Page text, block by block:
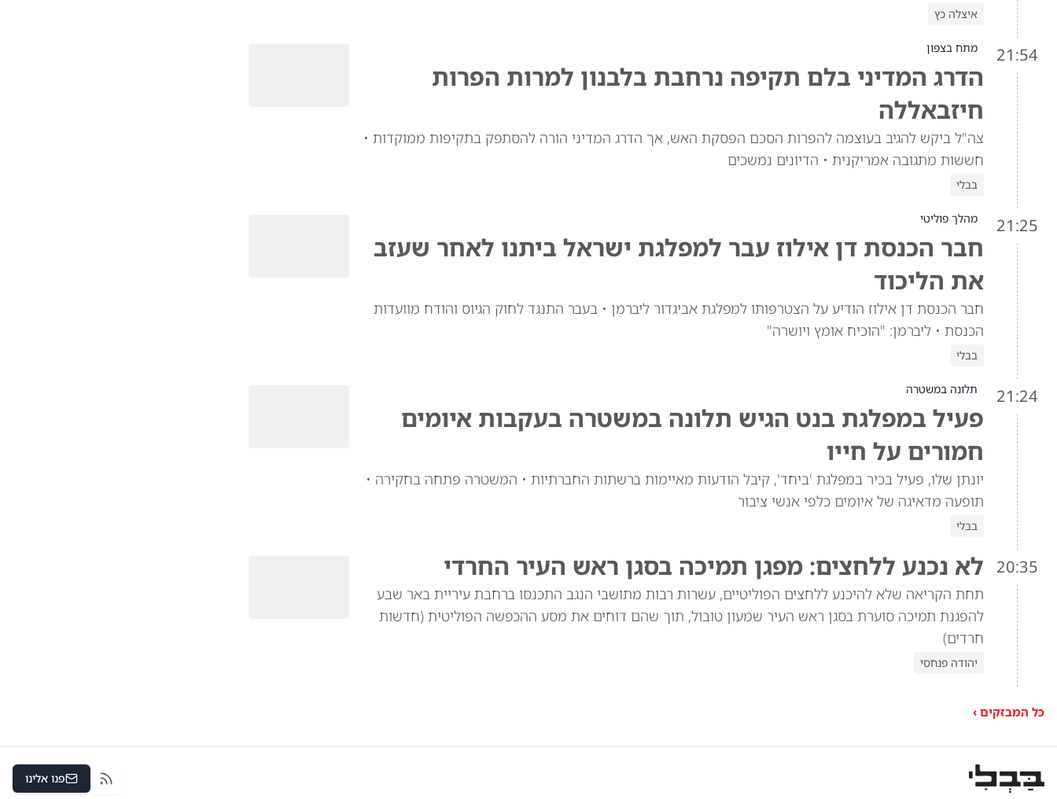
איצלה כץ
21:54 מתח בצפון
הדרג המדיני בלם תקיפה נרחבת בלבנון למרות הפרות
חיזבאללה
צה"ל ביקש להגיב בעוצמה להפרות הסכם הפסקת האש, אך הדרג המדיני הורה להסתפק בתקיפות ממוקדות •
חששות מתגובה אמריקנית • הדיונים נמשכים
בבלי
21:25 מהלך פוליטי
חבר הכנסת דן אילוז עבר למפלגת ישראל ביתנו לאחר שעזב
את הליכוד
חבר הכנסת דן אילוז הודיע על הצטרפותו למפלגת אביגדור ליברמן • בעבר התנגד לחוק הגיוס והודח מוועדות
הכנסת • ליברמן: "הוכיח אומץ ויושרה"
בבלי
21:24 תלונה במשטרה
פעיל במפלגת בנט הגיש תלונה במשטרה בעקבות איומים
חמורים על חייו
יונתן שלו, פעיל בכיר במפלגת 'ביחד', קיבל הודעות מאיימות ברשתות החברתיות • המשטרה פתחה בחקירה •
תופעה מדאיגה של איומים כלפי אנשי ציבור
בבלי
20:35 לא נכנע ללחצים: מפגן תמיכה בסגן ראש העיר החרדי
תחת הקריאה שלא להיכנע ללחצים הפוליטיים, עשרות רבות מתושבי הנגב התכנסו ברחבת עיריית באר שבע
להפגנת תמיכה סוערת בסגן ראש העיר שמעון טובול, תוך שהם דוחים את מסע ההכפשה הפוליטית (חדשות
חרדים)
יהודה פנחסי
כל המבזקים ›
RSS פנו אלינו